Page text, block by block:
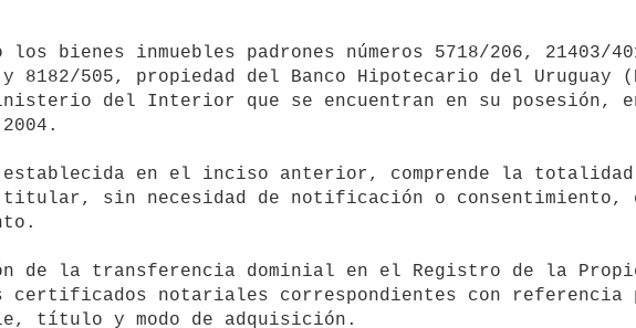
y 8182/505, propiedad del Banco Hipotecario del Uruguay
del Interior que se encuentran en su posesión,
titular, sin necesidad de notificación o consentimiento,
notariales correspondientes con referencia
título y modo de adquisición.